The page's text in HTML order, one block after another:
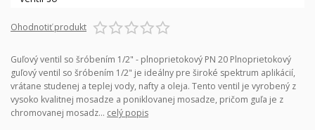
Ohodnotiť produkt
Guľový ventil so šróbením 1/2" - plnoprietokový PN 20 Plnoprietokový
guľový ventil so šróbením 1/2" je ideálny pre široké spektrum aplikácií,
vrátane studenej a teplej vody, nafty a oleja. Tento ventil je vyrobený z
vysoko kvalitnej mosadze a poniklovanej mosadze, pričom guľa je z
chromovanej mosadz... celý popis